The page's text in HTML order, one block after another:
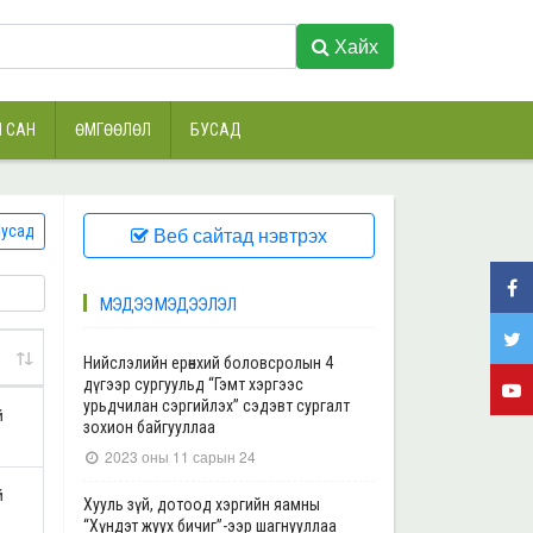
Хайх
САН ӨМГӨӨЛӨЛ БУСАД
Веб сайтад нэвтрэх
МЭДЭЭ МЭДЭЭЛЭЛ
Нийслэлийн ерөнхий боловсролын 4
дүгээр сургуульд “Гэмт хэргээс
урьдчилан сэргийлэх” сэдэвт сургалт
зохион байгууллаа
2023 оны 11 сарын 24
Хууль зүй, дотоод хэргийн яамны
“Хүндэт жуух бичиг”-ээр шагнууллаа